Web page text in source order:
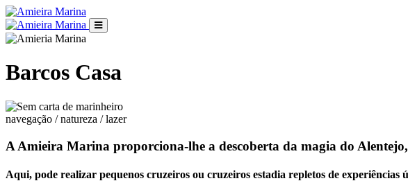
Barcos Casa
navegação / natureza / lazer
A Amieira Marina proporciona-lhe a descoberta da magia do
Aqui, pode realizar pequenos cruzeiros ou cruzeiros estadia repletos de experiências